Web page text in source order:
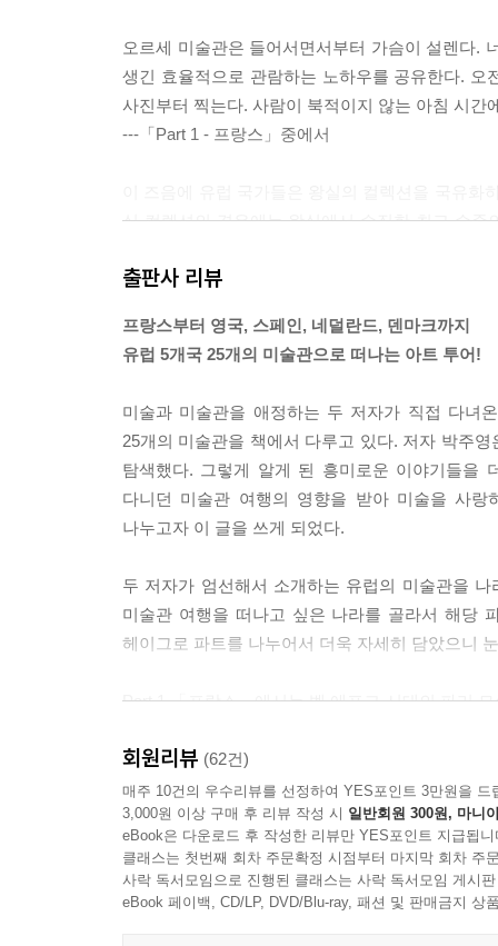
오르세 미술관은 들어서면서부터 가슴이 설렌다.
생긴 효율적으로 관람하는 노하우를 공유한다.
사진부터 찍는다. 사람이 북적이지 않는 아침 시
---「Part 1 - 프랑스」중에서
실 컬렉션의 경우에는 왕실에서 수집한 최고 수
공공 미술관에 넘기지 않았고, 정부는 대중을 위
---「Part 2 - 영국」중에서
었다. 그런데 고야는 이 그림을 부엌 벽에 그려놓
표현한 것은 그만큼 고야가 불안과 공포, 절망에
들과 비교해서 보면 한 사람의 그림이라고는 믿어
에 굴복하면 나락에 빠질 수밖에 없나 보다. 그래
이 아니었을까.
이 세상의 종말이 임박했고 딱 한 군데만 다녀올
들을 한가득 품고 있는 숲 속의 미술관이다. 아직
몬드리안 그림의 특이점은 수평선과 수직선만으
갈라서게 되는데, 갈등의 이유가 기가 막히다. 테
사선을 허용할 수 없다고 주장을 굽히지 않았기
에서는 대각선이 사용되었고 몬드리안의 그림에
고집스러움이 느껴지고, 테오 반 되스부르크의 그
출판사 리뷰
프랑스부터 영국, 스페인, 네덜란드, 덴마크까지
유럽 5개국 25개의 미술관으로 떠나는 아트 투어!
미술과 미술관을 애정하는 두 저자가 직접 다녀
25개의 미술관을 책에서 다루고 있다. 저자 박주
탐색했다. 그렇게 알게 된 흥미로운 이야기들을
다니던 미술관 여행의 영향을 받아 미술을 사
나누고자 이 글을 쓰게 되었다.
두 저자가 엄선해서 소개하는 유럽의 미술관을
미술관 여행을 떠나고 싶은 나라를 골라서 해당
헤이그로 파트를 나누어서 더욱 자세히 담았으니
Part 1 「프랑스」에서는 벨 에포크 시대의 파리
Part 2 「영국」에서는 런던의 일번지로 불렸던
아름다운 켄우드 하우스, 영국 귀족 가문의 수집
룸이 있는 코톨드 갤러리, 영국의 대표 미술관인
Part 3 「스페인」에서는 12세기부터의 스페인
회원리뷰 (62건)
매주 10건의 우수리뷰를 선정하여 YES포인트 3만원을 드
3,000원 이상 구매 후 리뷰 작성 시 일반회원 300원, 마니
eBook은 다운로드 후 작성한 리뷰만 YES포인트 지급됩니
클래스는 첫번째 회차 주문확정 시점부터 마지막 회차 주
사락 독서모임으로 진행된 클래스는 사락 독서모임 게시
eBook 페이백, CD/LP, DVD/Blu-ray, 패션 및 판매금지 상